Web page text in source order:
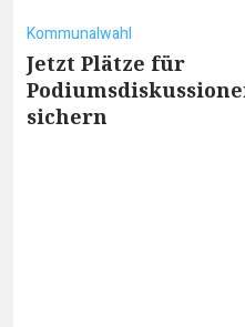
Kommunalwahl
Jetzt Plätze für
sichern